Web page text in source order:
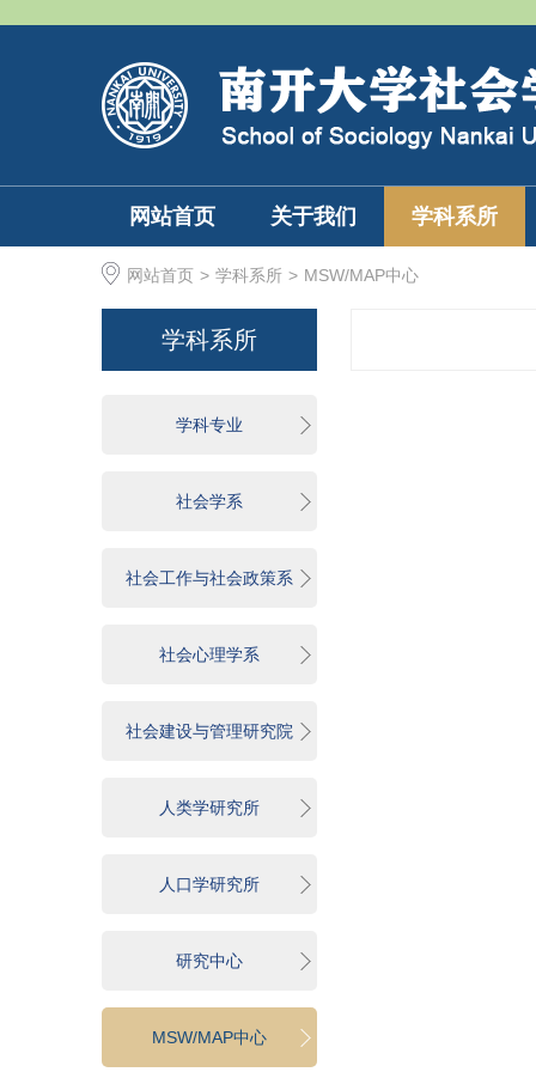
网站首页 关于我们 学科系所
网站首页 > 学科系所 > MSW/MAP中心
学科系所
学科专业
社会学系
社会工作与社会政策系
社会心理学系
社会建设与管理研究院
人类学研究所
人口学研究所
研究中心
MSW/MAP中心